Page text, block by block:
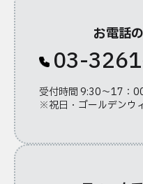
お電話
03-
受付時間 9:30～17：
※祝日・ゴールデンウ